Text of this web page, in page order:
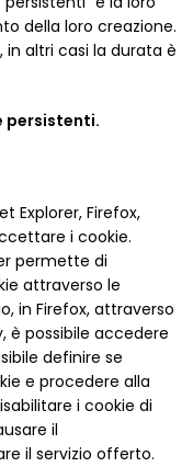
della loro creazione.
in altri casi la durata è
persistenti.
Explorer, Firefox,
i cookie.
permette di
attraverso le
in Firefox, attraverso
è possibile accedere
definire se
e procedere alla
i cookie di
il
il servizio offerto.